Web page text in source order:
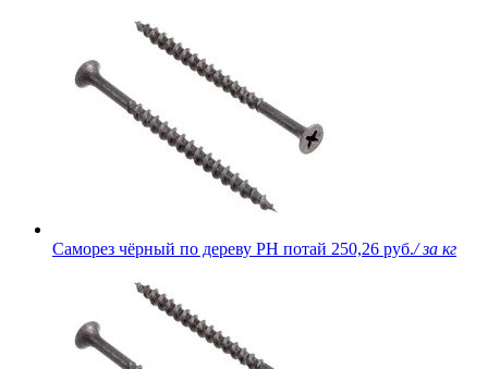
Саморез чёрный по дереву PH потай 250,26 руб./ за кг